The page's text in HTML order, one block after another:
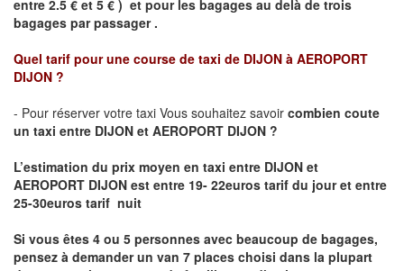
entre 2.5 € et 5 € ) et pour les bagages au delà de trois
bagages par passager .
Quel tarif pour une course de taxi de DIJON à AEROPORT
DIJON ?
- Pour réserver votre taxi Vous souhaitez savoir combien coute
un taxi entre DIJON et AEROPORT DIJON ?
L’estimation du prix moyen en taxi entre DIJON et
AEROPORT DIJON est entre 19- 22euros tarif du jour et entre
25-30euros tarif nuit
Si vous êtes 4 ou 5 personnes avec beaucoup de bagages,
pensez à demander un van 7 places choisi dans la plupart